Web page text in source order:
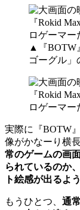
▲『BOTW
ゴーグル」
実際に『BOTW
像がかなーり横
常のゲームの画
られているのか
ト絵感が出るよ
もうひとつ、 通